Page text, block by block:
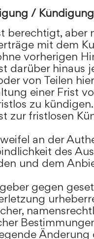
/ Kündigung
berechtigt, aber
mit dem
vorherigen
darüber hinaus
von Teilen
einer Frist
zu kündigen.
zur fristlosen
an der
des
und dem
gegen
Änderung